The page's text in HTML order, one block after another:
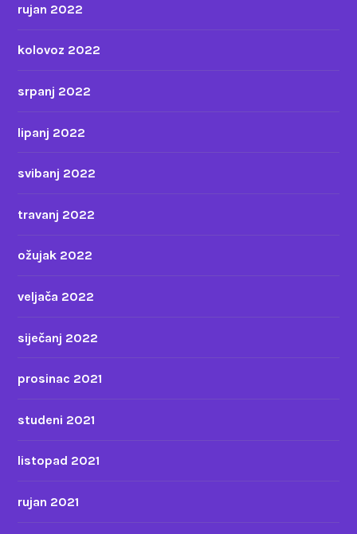
rujan 2022
kolovoz 2022
srpanj 2022
lipanj 2022
svibanj 2022
travanj 2022
ožujak 2022
veljača 2022
siječanj 2022
prosinac 2021
studeni 2021
listopad 2021
rujan 2021